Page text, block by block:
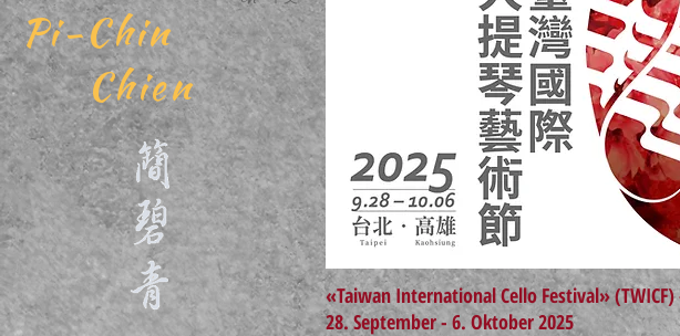
«Taiwan International Cello Festival» (TWICF)
28. September - 6. Oktober 2025
Pi-Chin
Chien